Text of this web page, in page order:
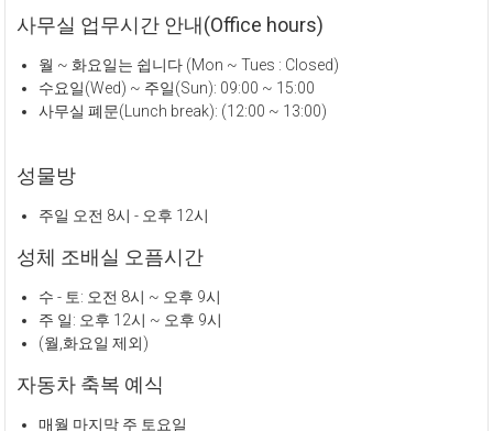
사무실 업무시간 안내(Office hours)
월 ~ 화요일는 쉽니다 (Mon ~ Tues : Closed)
수요일(Wed) ~ 주일(Sun): 09:00 ~ 15:00
사무실 폐문(Lunch break): (12:00 ~ 13:00)
성물방
주일 오전 8시 - 오후 12시
성체 조배실 오픔시간
수 - 토: 오전 8시 ~ 오후 9시
주 일: 오후 12시 ~ 오후 9시
(월,화요일 제외)
자동차 축복 예식
매월 마지막 주 토요일